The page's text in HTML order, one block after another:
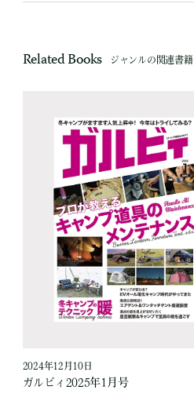
Related Books ジャンルの関連書籍
2024年12月10日
ガルビィ2025年1月号